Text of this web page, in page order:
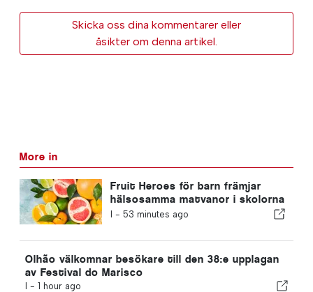
Skicka oss dina kommentarer eller
åsikter om denna artikel.
More in
Fruit Heroes för barn främjar
hälsosamma matvanor i skolorna
i Algarve
I - 53 minutes ago
Olhão välkomnar besökare till den 38:e upplagan
av Festival do Marisco
I - 1 hour ago